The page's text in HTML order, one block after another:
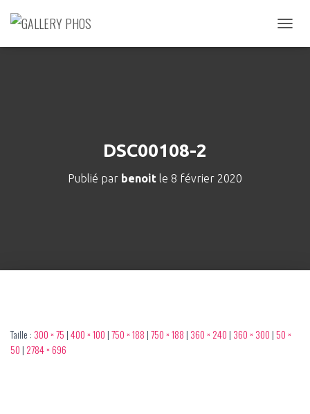
É
N
DSC00108-2
Publié par benoit le 8 février 2020
Taille : 300 × 75 |400 × 100 |750 × 188 |750 × 188 | 360 × 240 | 360 × 300 |50 ×
50 | 2784 × 696